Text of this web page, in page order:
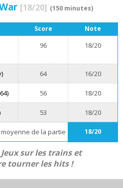
[18/20] (150 minutes)
Score Note
96 18/20
64 16/20
56 18/20
53 18/20
de la partie 18/20
sur les trains et
tourner les hits !